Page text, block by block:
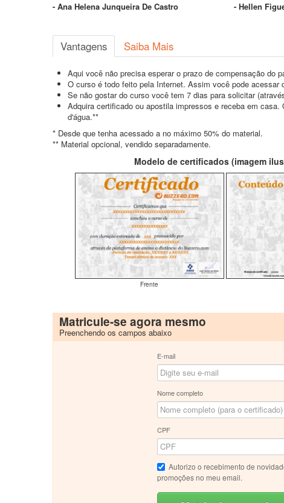
- Ana Helena Junqueira De Castro - Hellen
Vantagens Saiba Mais
Aqui você não precisa esperar o prazo de compensação do
O curso é todo feito pela Internet. Assim você pode acessar
Se não gostar do curso você tem 7 dias para solicitar
Adquira certificado ou apostila impressos e receba em
d'água.**
* Desde que tenha acessado a no máximo 50% do material.
** Material opcional, vendido separadamente.
Modelo de certificados (imagem
Frente
Matricule-se agora mesmo
Preenchendo os campos abaixo
E-mail
Nome completo
CPF
Autorizo o recebimento de
promoções no meu email.